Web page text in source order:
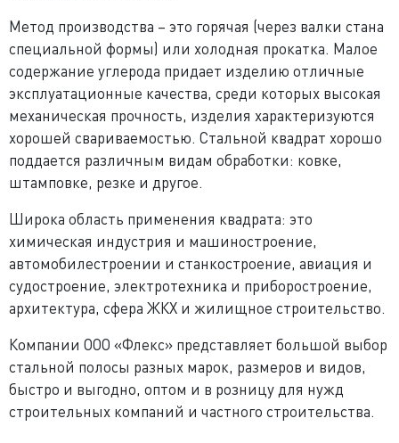
Метод производства – это горячая (через валки стана
специальной формы) или холодная прокатка. Малое
содержание углерода придает изделию отличные
эксплуатационные качества, среди которых высокая
механическая прочность, изделия характеризуются
хорошей свариваемостью. Стальной квадрат хорошо
поддается различным видам обработки: ковке,
штамповке, резке и другое.
Широка область применения квадрата: это
химическая индустрия и машиностроение,
автомобилестроении и станкостроение, авиация и
судостроение, электротехника и приборостроение,
архитектура, сфера ЖКХ и жилищное строительство.
Компании ООО «Флекс» представляет большой выбор
стальной полосы разных марок, размеров и видов,
быстро и выгодно, оптом и в розницу для нужд
строительных компаний и частного строительства.